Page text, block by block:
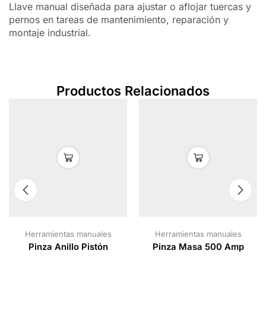
Llave manual diseñada para ajustar o aflojar tuercas y
pernos en tareas de mantenimiento, reparación y
montaje industrial.
Productos Relacionados
Herramientas manuales
Pinza Anillo Pistón
Herramientas manuales
Pinza Masa 500 Amp